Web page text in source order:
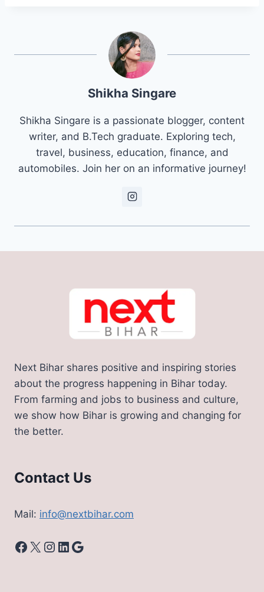
Shikha Singare
Shikha Singare is a passionate blogger, content
writer, and B.Tech graduate. Exploring tech,
travel, business, education, finance, and
automobiles. Join her on an informative journey!
Next Bihar shares positive and inspiring stories
about the progress happening in Bihar today.
From farming and jobs to business and culture,
we show how Bihar is growing and changing for
the better.
Contact Us
Mail: info@nextbihar.com
Facebook
X Instagram
LinkedIn
Google